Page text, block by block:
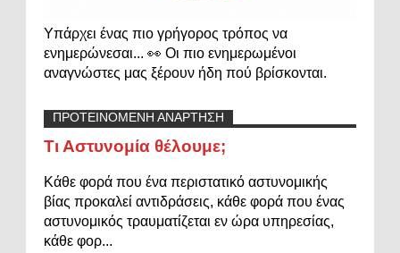
Υπάρχει ένας πιο γρήγορος τρόπος να
ενημερώνεσαι... 👀 Οι πιο ενημερωμένοι
αναγνώστες μας ξέρουν ήδη πού βρίσκονται.
ΠΡΟΤΕΙΝΟΜΕΝΗ ΑΝΑΡΤΗΣΗ
Τι Αστυνομία θέλουμε;
Κάθε φορά που ένα περιστατικό αστυνομικής
βίας προκαλεί αντιδράσεις, κάθε φορά που ένας
αστυνομικός τραυματίζεται εν ώρα υπηρεσίας,
κάθε φορ...